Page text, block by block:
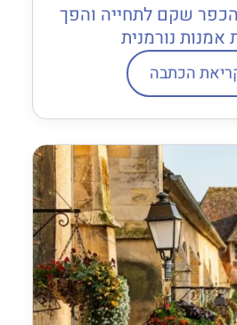
הכפר שקם לתחייה והפך
אמנות נורמנית
הכתבה